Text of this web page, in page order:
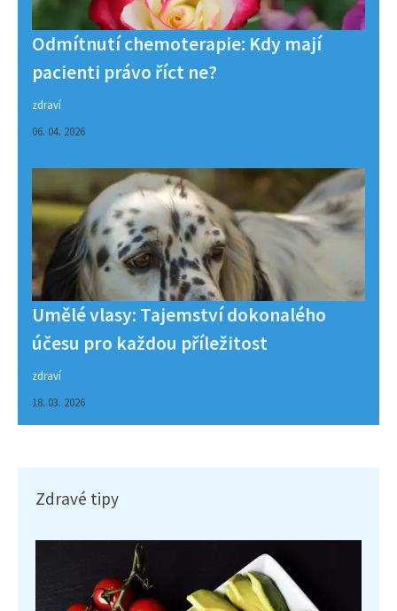
Odmítnutí chemoterapie: Kdy mají
pacienti právo říct ne?
zdraví
06. 04. 2026
Umělé vlasy: Tajemství dokonalého
účesu pro každou příležitost
zdraví
18. 03. 2026
Zdravé tipy